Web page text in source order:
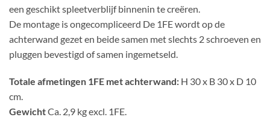
een geschikt spleetverblijf binnenin te creëren.
De montage is ongecompliceerd De 1FE wordt op de
achterwand gezet en beide samen met slechts 2 schroeven en
pluggen bevestigd of samen ingemetseld.
Totale afmetingen 1FE met achterwand: H 30 x B 30 x D 10
cm.
GewichtCa. 2,9 kg excl. 1FE.